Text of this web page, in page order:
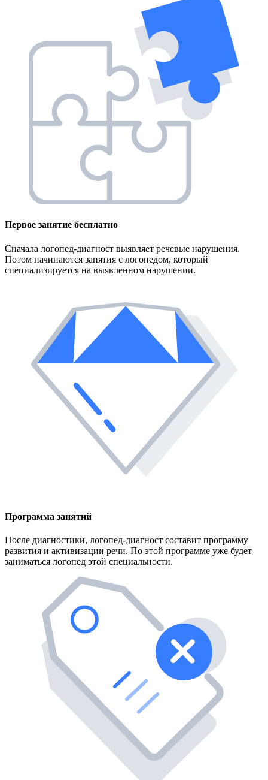
Первое занятие бесплатно
Сначала логопед-диагност выявляет речевые нарушения.
Потом начинаются занятия с логопедом, который
специализируется на выявленном нарушении.
Программа занятий
После диагностики, логопед-диагност составит программу
развития и активизации речи. По этой программе уже будет
заниматься логопед этой специальности.